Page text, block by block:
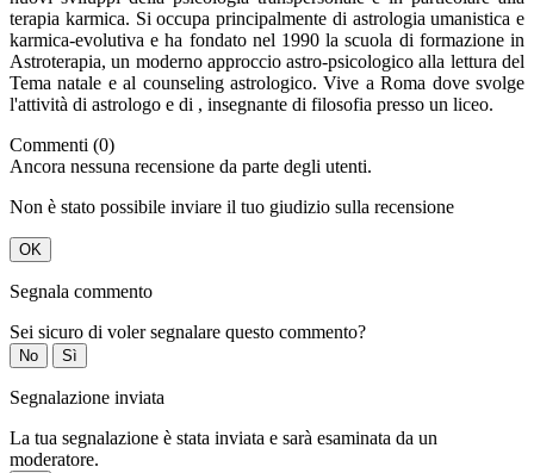
terapia karmica. Si occupa principalmente di astrologia umanistica e
karmica-evolutiva e ha fondato nel 1990 la scuola di formazione in
Astroterapia, un moderno approccio astro-psicologico alla lettura del
Tema natale e al counseling astrologico. Vive a Roma dove svolge
l'attività di astrologo e di , insegnante di filosofia presso un liceo.
Commenti (0)
Ancora nessuna recensione da parte degli utenti.
Non è stato possibile inviare il tuo giudizio sulla recensione
OK
Segnala commento
Sei sicuro di voler segnalare questo commento?
No Sì
Segnalazione inviata
La tua segnalazione è stata inviata e sarà esaminata da un
moderatore.